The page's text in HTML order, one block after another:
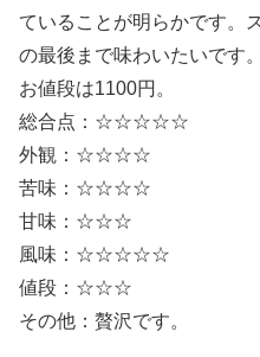
ていることが明らかです。
の最後まで味わいたいです。
お値段は1100円。
総合点：☆☆☆☆☆
外観：☆☆☆☆
苦味：☆☆☆☆
甘味：☆☆☆
風味：☆☆☆☆☆
値段：☆☆☆
その他：贅沢です。